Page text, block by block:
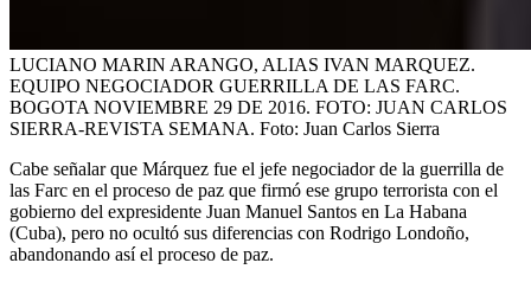
LUCIANO MARIN ARANGO, ALIAS IVAN MARQUEZ.
EQUIPO NEGOCIADOR GUERRILLA DE LAS FARC.
BOGOTA NOVIEMBRE 29 DE 2016. FOTO: JUAN CARLOS
SIERRA-REVISTA SEMANA. Foto: Juan Carlos Sierra
Cabe señalar que Márquez fue el jefe negociador de la guerrilla de
las Farc en el proceso de paz que firmó ese grupo terrorista con el
gobierno del expresidente Juan Manuel Santos en La Habana
(Cuba), pero no ocultó sus diferencias con Rodrigo Londoño,
abandonando así el proceso de paz.